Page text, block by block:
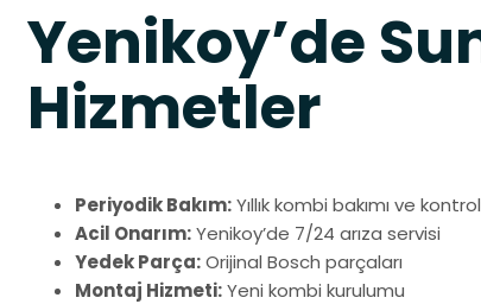
Yenikoy’de
Hizmetler
Periyodik Bakım:Yıllık kombi bakımı ve
Acil Onarım:Yenikoy’de 7/24 arıza servisi
Yedek Parça:Orijinal Bosch parçaları
Montaj Hizmeti:Yeni kombi kurulumu